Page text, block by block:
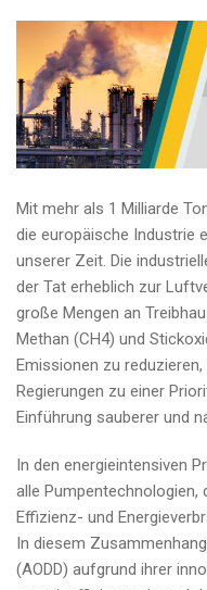
Mit mehr als 1 Milliarde
die europäische Industrie
unserer Zeit. Die
der Tat erheblich zur
große Mengen an
Methan (CH4) und
Emissionen zu
Regierungen zu einer
Einführung sauberer und
In den energieintensiven
alle Pumpentechnologien,
Effizienz- und
In diesem
(AODD) aufgrund ihrer